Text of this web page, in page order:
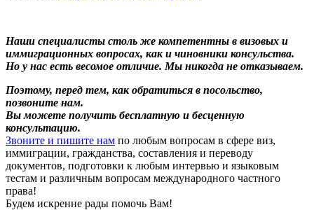
Наши специалисты столь же компетентны в визовых и
иммиграционных вопросах, как и чиновники консульства.
Но у нас есть весомое отличие. Мы никогда не отказываем.
Поэтому, перед тем, как обратиться в посольство,
позвоните нам.
Вы можете получить бесплатную и бесценную
консультацию.
Звоните и пишите нам по любым вопросам в сфере виз,
иммиграции, гражданства, составления и переводу
документов, подготовки к любым интервью и языковым
тестам и различным вопросам международного частного
права!
Будем искренне рады помочь Вам!